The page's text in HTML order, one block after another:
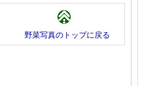
野菜写真のトップに戻る